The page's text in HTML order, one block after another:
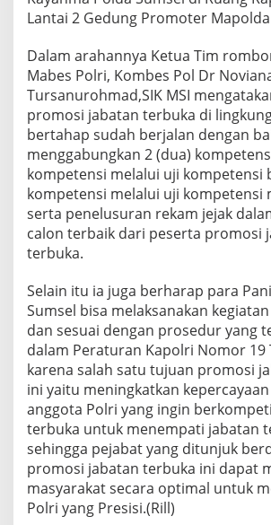
a
n
a
n
p
r
o
m
o
s
i
a
b
a
t
e
r
b
u
k
a
d
i
P
l
d
Lantai 2 Gedung Promoter
Dalam arahannya Ketua Tim
Mabes Polri, Kombes Pol Dr
Tursanurohmad,SIK MSI
promosi jabatan terbuka di
bertahap sudah berjalan dengan
menggabungkan 2 (dua)
kompetensi melalui uji kompetensi
kompetensi melalui uji kompetensi
serta penelusuran rekam jejak
calon terbaik dari peserta promosi
terbuka.
Selain itu ia juga berharap para
Sumsel bisa melaksanakan
dan sesuai dengan prosedur yang
dalam Peraturan Kapolri Nomor 19
karena salah satu tujuan promosi
ini yaitu meningkatkan
anggota Polri yang ingin
terbuka untuk menempati jabatan
sehingga pejabat yang ditunjuk
promosi jabatan terbuka ini dapat
masyarakat secara optimal untuk
Polri yang Presisi.(Rill)